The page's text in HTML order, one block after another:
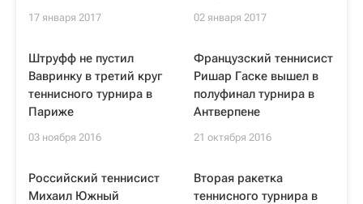
17 января 2017 02 января 2017
Штруфф не пустил
Вавринку в третий круг
теннисного турнира в
Париже
03 ноября 2016
Французский теннисист
Ришар Гаске вышел в
полуфинал турнира в
Антверпене
21 октября 2016
Российский теннисист
Михаил Южный
Вторая ракетка
теннисного турнира в